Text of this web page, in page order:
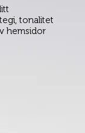
tonalitet
hemsidor